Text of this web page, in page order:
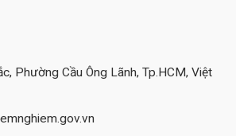
Phường Cầu Ông Lãnh, Tp.HCM, Việt